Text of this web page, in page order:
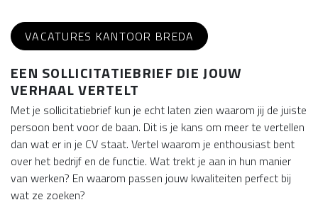
VACATURES KANTOOR BREDA
EEN SOLLICITATIEBRIEF DIE JOUW
VERHAAL VERTELT
Met je sollicitatiebrief kun je echt laten zien waarom jij de juiste
persoon bent voor de baan. Dit is je kans om meer te vertellen
dan wat er in je CV staat. Vertel waarom je enthousiast bent
over het bedrijf en de functie. Wat trekt je aan in hun manier
van werken? En waarom passen jouw kwaliteiten perfect bij
wat ze zoeken?